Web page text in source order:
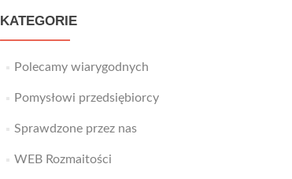
KATEGORIE
Polecamy wiarygodnych
Pomysłowi przedsiębiorcy
Sprawdzone przez nas
WEB Rozmaitości